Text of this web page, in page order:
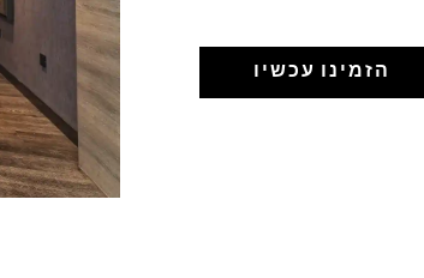
הזמינו עכשיו